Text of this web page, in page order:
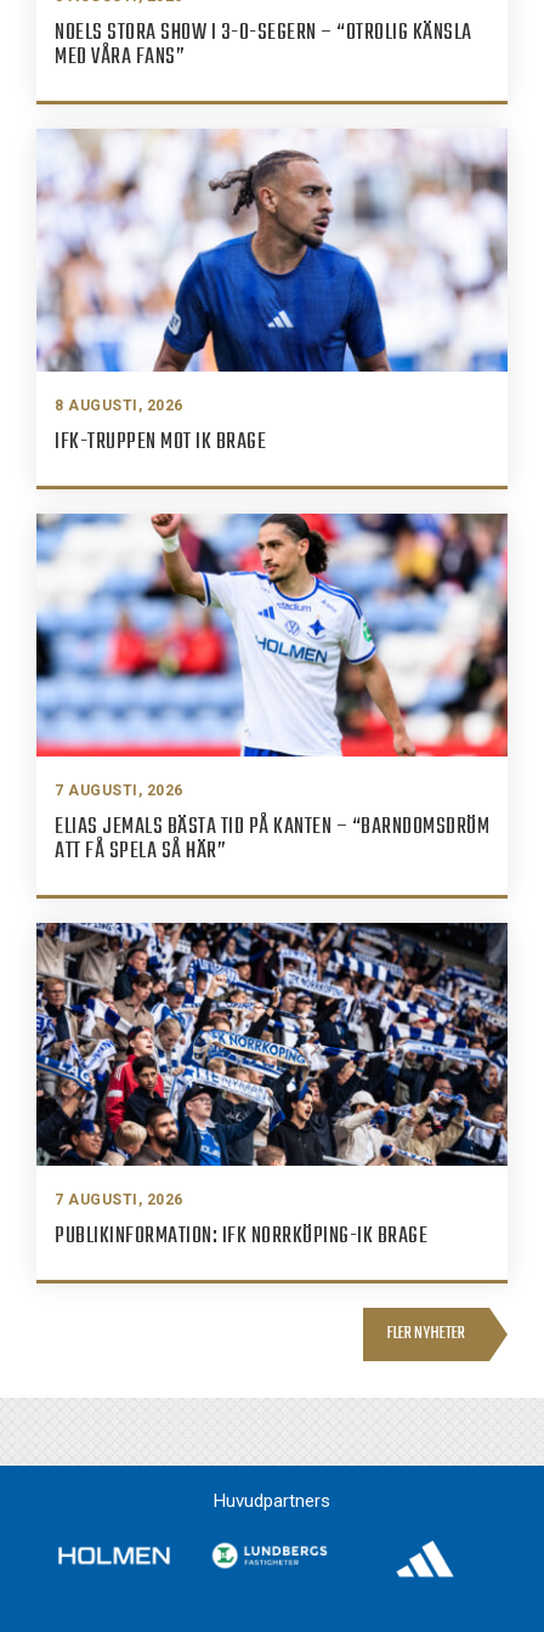
NOELS STORA SHOW I 3-0-SEGERN – “OTROLIG KÄNSLA
MED VÅRA FANS”
8 AUGUSTI, 2026
IFK-TRUPPEN MOT IK BRAGE
7 AUGUSTI, 2026
ELIAS JEMALS BÄSTA TID PÅ KANTEN – “BARNDOMSDRÖM
ATT FÅ SPELA SÅ HÄR”
7 AUGUSTI, 2026
PUBLIKINFORMATION: IFK NORRKÖPING-IK BRAGE
FLER NYHETER
Huvudpartners